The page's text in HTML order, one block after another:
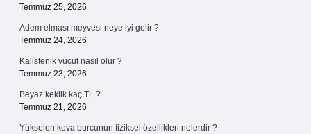
Temmuz 25, 2026
Adem elması meyvesi neye iyi gelir ?
Temmuz 24, 2026
Kalistenik vücut nasıl olur ?
Temmuz 23, 2026
Beyaz keklik kaç TL ?
Temmuz 21, 2026
Yükselen kova burcunun fiziksel özellikleri nelerdir ?